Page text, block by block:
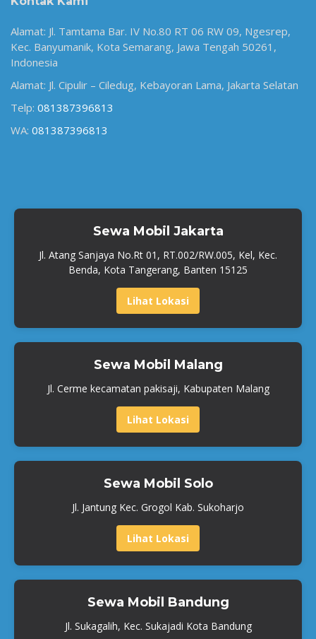
Alamat: Jl. Tamtama Bar. IV No.80 RT 06 RW 09, Ngesrep,
Kec. Banyumanik, Kota Semarang, Jawa Tengah 50261,
Indonesia
Alamat: Jl. Cipulir – Ciledug, Kebayoran Lama, Jakarta Selatan
Telp: 081387396813
WA: 081387396813
Sewa Mobil Jakarta
Jl. Atang Sanjaya No.Rt 01, RT.002/RW.005, Kel, Kec.
Benda, Kota Tangerang, Banten 15125
Lihat Lokasi
Sewa Mobil Malang
Jl. Cerme kecamatan pakisaji, Kabupaten Malang
Lihat Lokasi
Sewa Mobil Solo
Jl. Jantung Kec. Grogol Kab. Sukoharjo
Lihat Lokasi
Sewa Mobil Bandung
Jl. Sukagalih, Kec. Sukajadi Kota Bandung